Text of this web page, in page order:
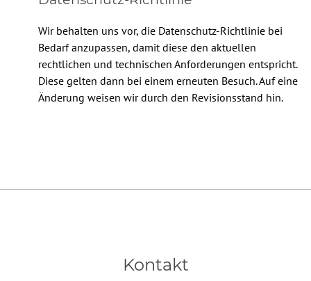
Wir behalten uns vor, die Datenschutz-Richtlinie bei
Bedarf anzupassen, damit diese den aktuellen
rechtlichen und technischen Anforderungen entspricht.
Diese gelten dann bei einem erneuten Besuch. Auf eine
Änderung weisen wir durch den Revisionsstand hin.
Kontakt